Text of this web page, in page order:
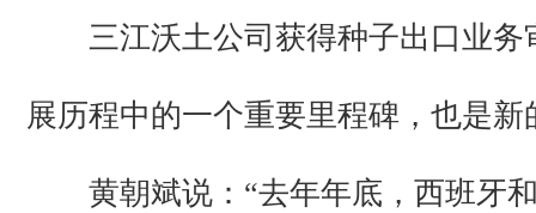
三江沃土公司获得种子出口业务
展历程中的一个重要里程碑，也是新
黄朝斌说：“去年年底，西班牙